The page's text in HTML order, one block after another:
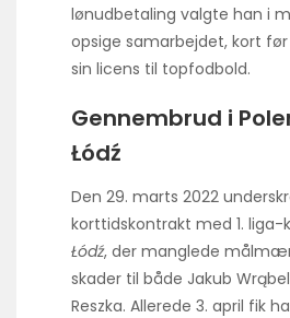
lønudbetaling valgte han i
opsige samarbejdet, kort
sin licens til topfodbold.
Gennembrud i
Łódź
Den 29. marts 2022
korttidskontrakt med 1. liga-
Łódź, der manglede
skader til både Jakub
Reszka. Allerede 3. april fik